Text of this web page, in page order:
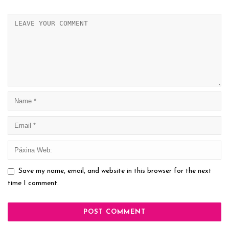
Save my name, email, and website in this browser for the next
time I comment.